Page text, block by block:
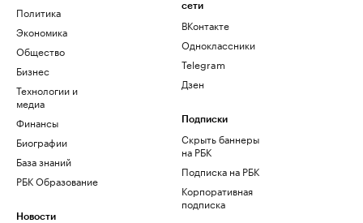
Политика
Экономика
Общество
Бизнес
Технологии и
медиа
Финансы
Биографии
База знаний
РБК Образование
Новости
сети
ВКонтакте
Одноклассники
Telegram
Дзен
Подписки
Скрыть баннеры
на РБК
Подписка на РБК
Корпоративная
подписка